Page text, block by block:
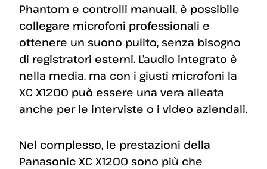
Phantom e controlli manuali, è possibile
collegare microfoni professionali e
ottenere un suono pulito, senza bisogno
di registratori esterni. L’audio integrato è
nella media, ma con i giusti microfoni la
XC X1200 può essere una vera alleata
anche per le interviste o i video aziendali.
Nel complesso, le prestazioni della
Panasonic XC X1200 sono più che